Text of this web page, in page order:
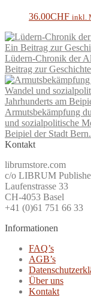
36.00CHF inkl.
Lüdern-Chronik der
Beitrag zur
Armutsbekämpfung
und sozialpolitische
Beipiel der Stadt Bern.
Kontakt
librumstore.com
c/o LIBRUM
Laufenstrasse 33
CH-4053 Basel
+41 (0)61 751 66 33
Informationen
FAQ’s
AGB’s
Über uns
Kontakt